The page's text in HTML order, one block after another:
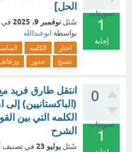
تصويتات
1
إجابة
الحل]
سُئل نوفمبر 9، 2025 في
بواسطة ابوعبدالله
اختار الكلمه
تسبح
جذور
0
تصويتات
1
انتقل طارق فريد
(الباكستانيين) إلى
الكلمه التي بين
الشرح
سُئل يوليو 23 في تصنيف